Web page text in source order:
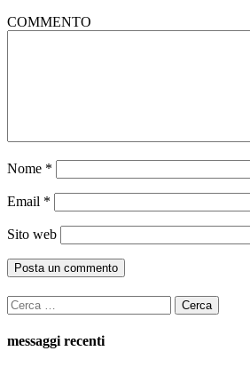
COMMENTO
Nome *
Email *
Sito web
Ricerca
per:
messaggi recenti